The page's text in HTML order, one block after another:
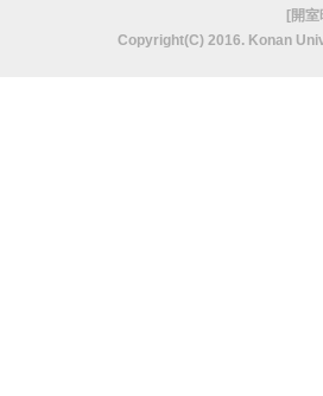
[開
Copyright(C) 2016. Konan